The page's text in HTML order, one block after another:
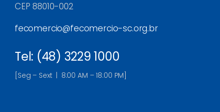
CEP 88010-002
fecomercio@fecomercio-sc.org.br
Tel: (48) 3229 1000
[Seg – Sext | 8:00 AM – 18:00 PM]